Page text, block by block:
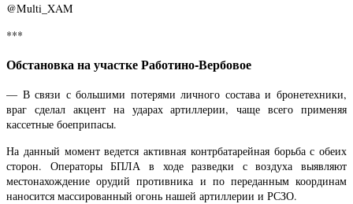
@Multi_XAM
***
Обстановка на участке Работино-Вербовое
— В связи с большими потерями личного состава и бронетехники,
враг сделал акцент на ударах артиллерии, чаще всего применяя
кассетные боеприпасы.
На данный момент ведется активная контрбатарейная борьба с обеих
сторон. Операторы БПЛА в ходе разведки с воздуха выявляют
местонахождение орудий противника и по переданным координам
наносится массированный огонь нашей артиллерии и РСЗО.